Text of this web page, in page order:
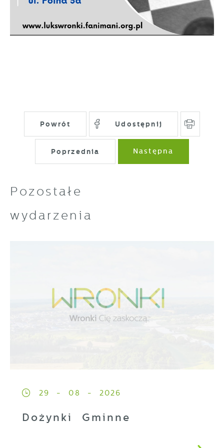
Powrót Udostępnij
Poprzednia Następna
Pozostałe
wydarzenia
29 - 08 - 2026
Dożynki Gminne
gwarantuje dostępność wszystkich
Twoich zwyczajów dotyczących przeglądanej
witryny internetowej. Treści promocyjne
mogą pojawić się na stronach podmiotów